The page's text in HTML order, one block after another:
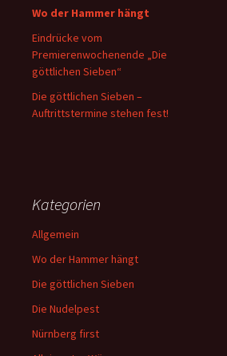
Wo der Hammer hängt
Eindrücke vom
Premierenwochenende „Die
göttlichen Sieben“
Die göttlichen Sieben –
Auftrittstermine stehen fest!
Kategorien
Allgemein
Wo der Hammer hängt
Die göttlichen Sieben
Die Nudelpest
Nürnberg first